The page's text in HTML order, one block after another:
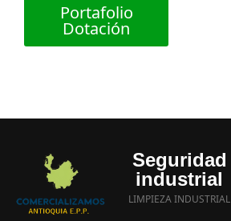
Portafolio
Dotación
Seguridad
industrial
LIMPIEZA INDUSTRIAL